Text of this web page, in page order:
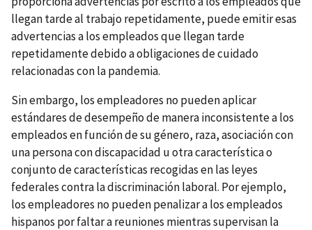
llegan tarde al trabajo repetidamente, puede emitir esas
advertencias a los empleados que llegan tarde
repetidamente debido a obligaciones de cuidado
relacionadas con la pandemia.
Sin embargo, los empleadores no pueden aplicar
estándares de desempeño de manera inconsistente a los
empleados en función de su género, raza, asociación con
una persona con discapacidad u otra característica o
conjunto de características recogidas en las leyes
federales contra la discriminación laboral. Por ejemplo,
los empleadores no pueden penalizar a los empleados
hispanos por faltar a reuniones mientras supervisan la